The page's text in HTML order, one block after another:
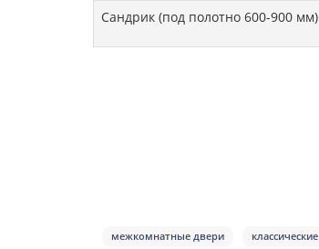
Сандрик (под полотно 600-900 мм)
межкомнатные двери классические